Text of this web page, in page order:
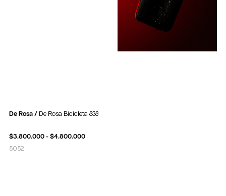
De Rosa / De Rosa Bicicleta 838
$3.800.000 - $4.800.000
5052